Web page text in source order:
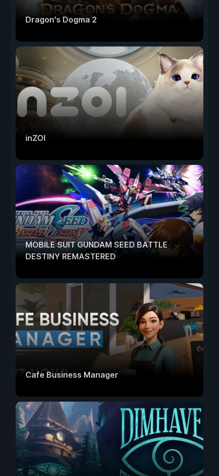
Dragon's Dogma 2
inZOI
MOBILE SUIT GUNDAM SEED BATTLE
DESTINY REMASTERED
Cafe Business Manager